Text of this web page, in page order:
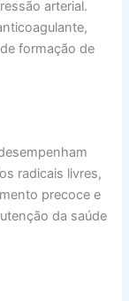
arterial.
formação de
radicais livres,
precoce e
da saúde